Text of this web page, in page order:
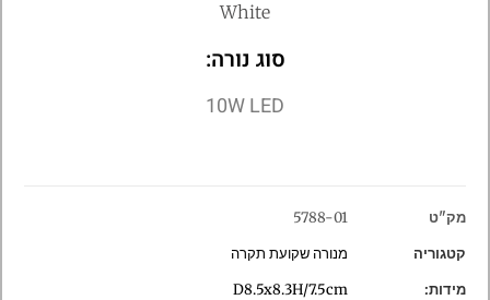
White
סוג נורה:
10W LED
מק"ט
5788-01
קטגוריה
מנורה שקועת תקרה
מידות:
D8.5x8.3H/7.5cm